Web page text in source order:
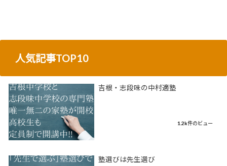
人気記事TOP10
吉根・志段味の中村適塾
1.2k件のビュー
塾選びは先生選び